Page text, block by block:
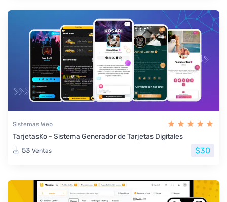
Sistemas Web
TarjetasKo - Sistema Generador de Tarjetas Digitales
53 Ventas $30